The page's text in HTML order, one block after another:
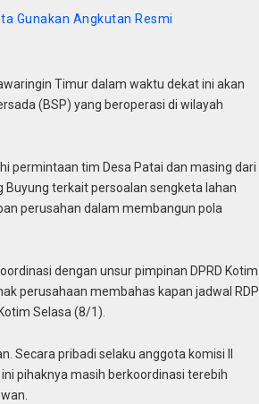
Gunakan Angkutan Resmi
Timur dalam waktu dekat ini akan
(BSP) yang beroperasi di wilayah
permintaan tim Desa Patai dan masing dari
Buyung terkait persoalan sengketa lahan
perusahan dalam membangun pola
dengan unsur pimpinan DPRD Kotim
perusahaan membahas kapan jadwal RDP
Selasa (8/1).
Secara pribadi selaku anggota komisi II
pihaknya masih berkoordinasi terebih